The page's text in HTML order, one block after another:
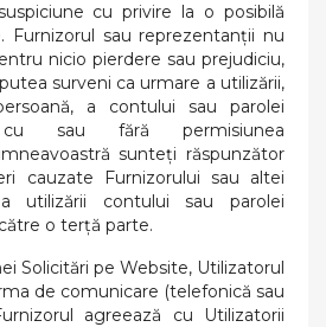
cu privire la o posibilă
Furnizorul sau reprezentanții nu
nicio pierdere sau prejudiciu,
surveni ca urmare a utilizării,
a contului sau parolei
cu sau fără permisiunea
sunteți răspunzător
cauzate Furnizorului sau altei
utilizării contului sau parolei
o terță parte.
Solicitări pe Website, Utilizatorul
de comunicare (telefonică sau
agreează cu Utilizatorii